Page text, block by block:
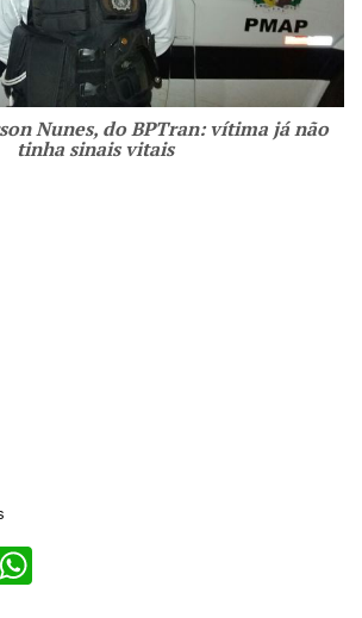
Nunes, do BPTran: vítima já não
tinha sinais vitais